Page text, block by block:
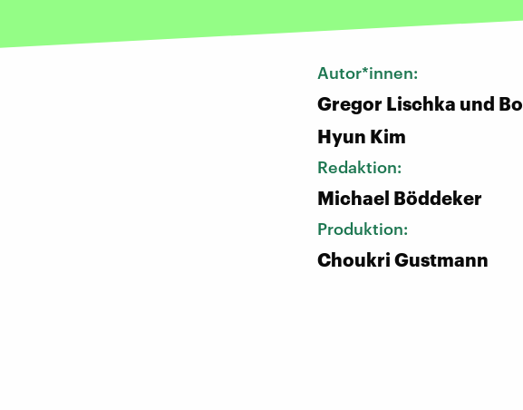
Autor*innen:
Gregor Lischka und Bo
Hyun Kim
Redaktion:
Michael Böddeker
Produktion:
Choukri Gustmann